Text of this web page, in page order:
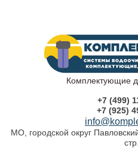
Комплектующие
+7 (499)
+7 (925)
МО, городской округ